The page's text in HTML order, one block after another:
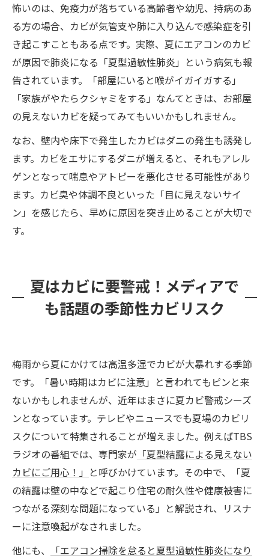
怖いのは、免疫力が落ちている高齢者や幼児、持病のあ
る方の場合、カビが気管支や肺に入り込んで感染症を引
き起こすこともある点です。実際、夏にエアコンのカビ
が原因で肺炎になる「夏型過敏性肺炎」という病気も報
告されています。「部屋にいると喉がイガイガする」
「家族がやたらクシャミをする」なんてときは、お部屋
の見えないカビを疑ってみてもいいかもしれません。
なお、壁内や床下で発生したカビはダニの発生も誘発し
ます。カビをエサにするダニが増えると、それもアレル
ゲンとなって喘息やアトピーを悪化させる可能性があり
ます。カビ臭や体調不良といった「目に見えないサイ
ン」を感じたら、早めに原因を突き止めることが大切で
す。
夏はカビに要警戒！メディアで
も話題の季節性カビリスク
梅雨から夏にかけては高温多湿でカビが大暴れする季節
です。「暑い時期はカビに注意」と言われてもピンと来
ないかもしれませんが、近年はまさに夏カビ警戒シーズ
ンとなっています。テレビやニュースでも夏場のカビリ
スクについて特集されることが増えました。例えばTBS
ラジオの番組では、専門家が 「夏型結露による見えない
カビにご用心！」 と呼びかけています。その中で、「夏
の結露は壁の中などで起こり住宅の耐久性や健康被害に
つながる深刻な問題になっている」と解説され、リスナ
ーに注意喚起がなされました。
他にも、
「エアコン掃除を怠ると夏型過敏性肺炎になり